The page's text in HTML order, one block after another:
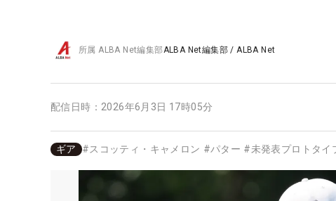
所属ALBA Net編集部ALBA Net編集部 /ALBA Net
配信日時： 2026年6月3日 17時05分
ギア #スコッティ・キャメロン #パター #未発表プロトタイ